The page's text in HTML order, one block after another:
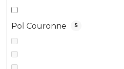
Pol Couronne 5